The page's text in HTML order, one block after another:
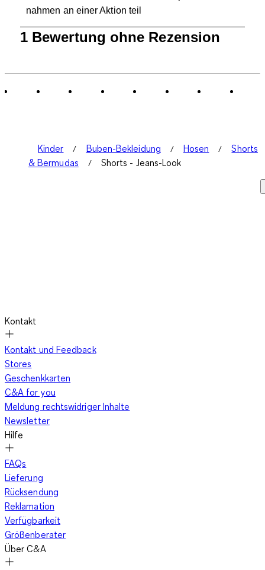
nahmen an einer Aktion teil
von
1 Bewertung ohne Rezension
Kinder Buben-Bekleidung Hosen
Shorts
& Bermudas
Shorts - Jeans-Look
Kontakt
Kontakt und Feedback
Stores
Geschenkkarten
C&A for you
Meldung rechtswidriger Inhalte
Newsletter
Hilfe
FAQs
Lieferung
Rücksendung
Reklamation
Verfügbarkeit
Größenberater
Über C&A